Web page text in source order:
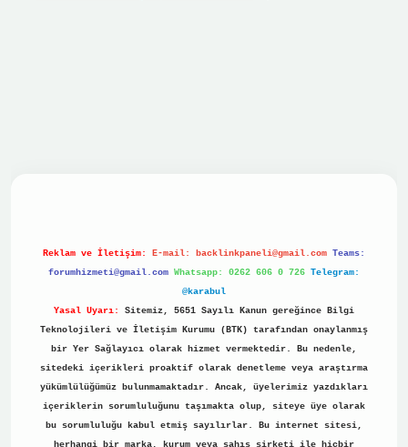
Reklam ve İletişim: E-mail: backlinkpaneli@gmail.com
Teams:
forumhizmeti@gmail.com Whatsapp: 0262 606 0 726
Telegram:
@karabul
Yasal Uyarı:
Sitemiz, 5651 Sayılı Kanun gereğince Bilgi
Teknolojileri ve İletişim Kurumu (BTK) tarafından onaylanmış
bir Yer Sağlayıcı olarak hizmet vermektedir. Bu nedenle,
sitedeki içerikleri proaktif olarak denetleme veya araştırma
yükümlülüğümüz bulunmamaktadır. Ancak, üyelerimiz yazdıkları
içeriklerin sorumluluğunu taşımakta olup, siteye üye olarak
bu sorumluluğu kabul etmiş sayılırlar. Bu internet sitesi,